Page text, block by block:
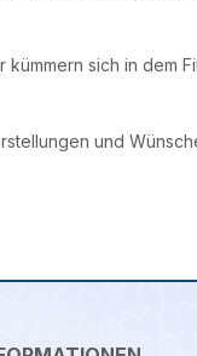
sich in dem
und